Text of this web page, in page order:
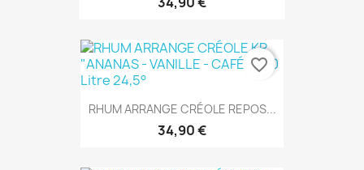
RHUM ARRANGE CRÉOLE REPOS...
34,90 €
favorite_border